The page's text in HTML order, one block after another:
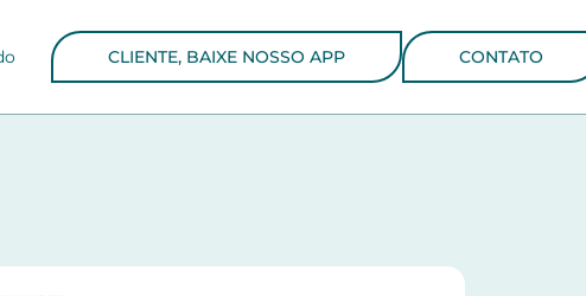
CLIENTE, BAIXE NOSSO APP CONTATO